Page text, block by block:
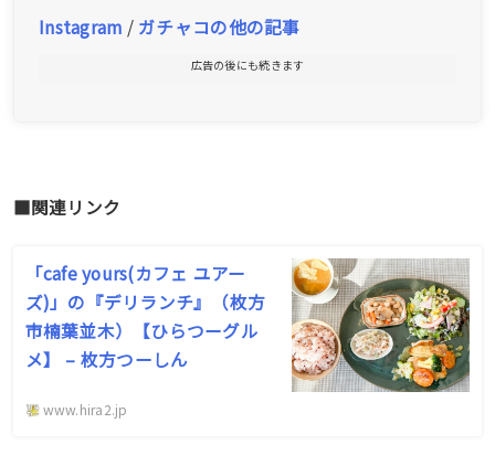
Instagram / ガチャコの他の記事
広告の後にも続きます
■関連リンク
「cafe yours(カフェ ユアー
ズ)」の『デリランチ』（枚方
市楠葉並木）【ひらつーグル
メ】 – 枚方つーしん
www.hira2.jp